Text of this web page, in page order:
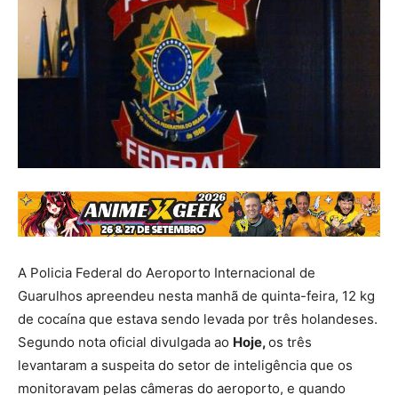
A Policia Federal do Aeroporto Internacional de
Guarulhos apreendeu nesta manhã de quinta-feira, 12 kg
de cocaína que estava sendo levada por três holandeses.
Segundo nota oficial divulgada ao Hoje,os três
levantaram a suspeita do setor de inteligência que os
monitoravam pelas câmeras do aeroporto, e quando